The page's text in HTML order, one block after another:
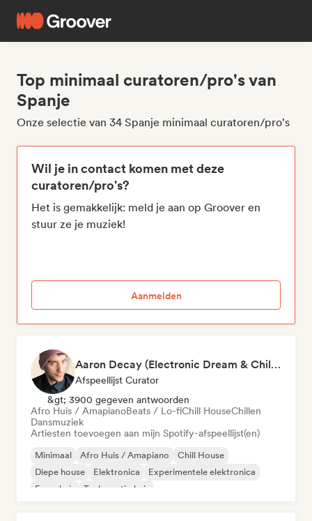
Top minimaal curatoren/pro's van
Spanje
Onze selectie van 34 Spanje minimaal curatoren/pro's
Wil je in contact komen met deze
curatoren/pro's?
Het is gemakkelijk: meld je aan op Groover en
stuur ze je muziek!
Aanmelden
Aaron Decay (Electronic Dream & Chill Electronic Dream playlists)
Afspeellijst Curator
&gt; 3900 gegeven antwoorden
Afro Huis / AmapianoBeats / Lo-fiChill HouseChillen
Dansmuziek
Artiesten toevoegen aan mijn Spotify-afspeellijst(en)
Minimaal Afro Huis / Amapiano
Chill House
Diepe house
Elektronica
Experimentele elektronica
Frans huis
Toekomstig huis